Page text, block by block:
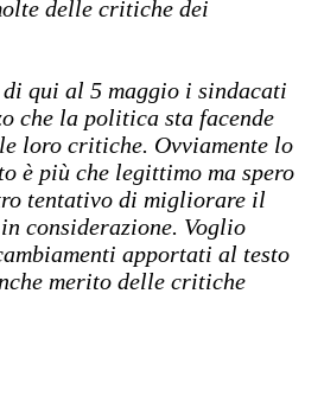
delle critiche dei
di qui al 5 maggio i sindacati
che la politica sta facende
loro critiche. Ovviamente lo
è più che legittimo ma spero
tentativo di migliorare il
considerazione. Voglio
apportati al testo
merito delle critiche